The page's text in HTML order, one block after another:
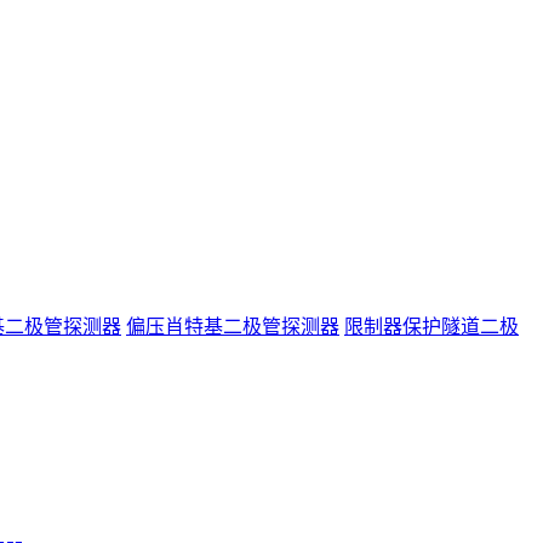
极管探测器 偏压肖特基二极管探测器 限制器保护隧道二极